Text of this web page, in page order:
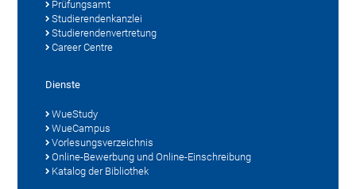
Prüfungsamt
Studierendenkanzlei
Studierendenvertretung
Career Centre
Dienste
WueStudy
WueCampus
Vorlesungsverzeichnis
Online-Bewerbung und Online-Einschreibung
Katalog der Bibliothek